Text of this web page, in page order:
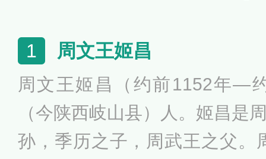
1 周文王姬昌
周文王姬昌（约前1152年―
（今陕西岐山县）人。姬昌是
孙，季历之子，周武王之父。